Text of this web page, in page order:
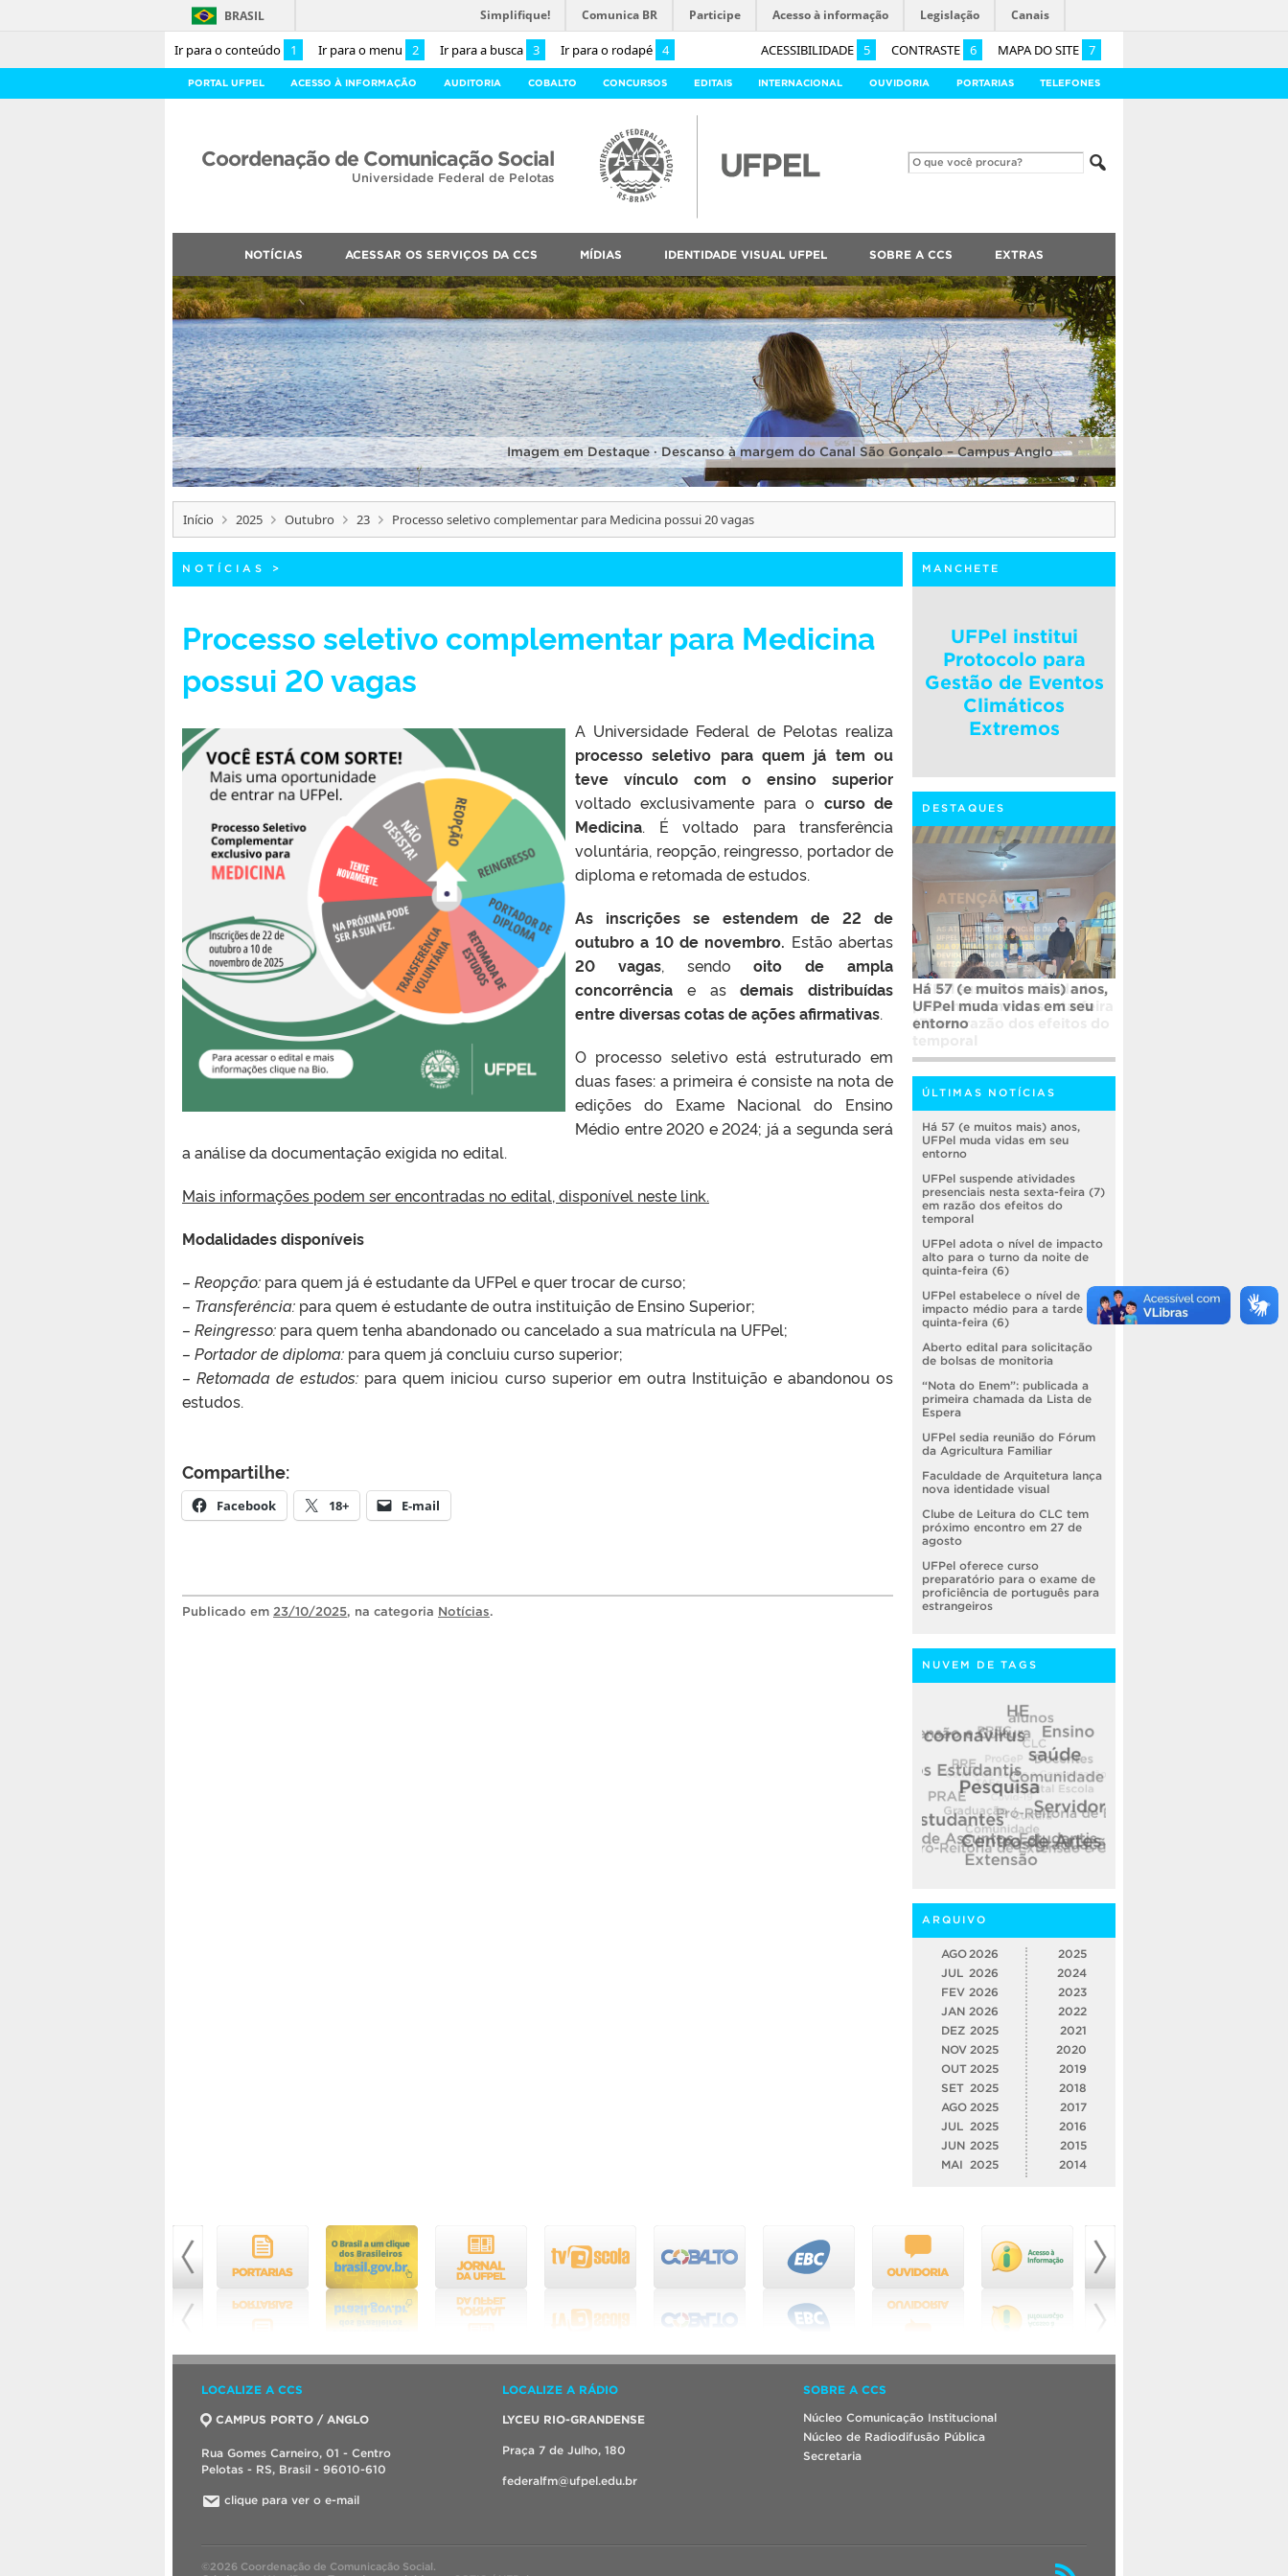
Ir para o conteúdo 1 Ir para o menu 2 Ir para a busca 3 Ir para o rodapé 4 ACESSIBILIDADE 5 CONTRASTE 6 MAPA DO SITE 7
BRASIL Simplifique! Comunica BR Participe Acesso à informação Legislação Canais
PORTAL UFPEL ACESSO À INFORMAÇÃO AUDITORIA COBALTO CONCURSOS EDITAIS INTERNACIONAL OUVIDORIA PORTARIAS TELEFONES
Coordenação de Comunicação Social
Universidade Federal de Pelotas
NOTÍCIAS ACESSAR OS SERVIÇOS DA CCS MÍDIAS IDENTIDADE VISUAL UFPEL SOBRE A CCS EXTRAS
Imagem em Destaque · Descanso à margem do Canal São Gonçalo – Campus Anglo
Início 2025 Outubro 23 Processo seletivo complementar para Medicina possui 20 vagas
NOTÍCIAS >
Processo seletivo complementar para Medicina
possui 20 vagas
A Universidade Federal de Pelotas realiza
processo seletivo para quem já tem ou
teve vínculo com o ensino superior
voltado exclusivamente para o curso de
Medicina. É voltado para transferência
voluntária, reopção, reingresso, portador de
diploma e retomada de estudos.
As inscrições se estendem de 22 de
outubro a 10 de novembro. Estão abertas
20 vagas, sendooito de ampla
concorrência e asdemais distribuídas
entre diversas cotas de ações afirmativas.
O processo seletivo está estruturado em
duas fases: a primeira é consiste na nota de
edições do Exame Nacional do Ensino
Médio entre 2020 e 2024; já a segunda será
a análise da documentação exigida no edital.
Mais informações podem ser encontradas no edital, disponível neste link.
Modalidades disponíveis
– Reopção: para quem já é estudante da UFPel e quer trocar de curso;
– Transferência: para quem é estudante de outra instituição de Ensino Superior;
– Reingresso: para quem tenha abandonado ou cancelado a sua matrícula na UFPel;
– Portador de diploma: para quem já concluiu curso superior;
– Retomada de estudos: para quem iniciou curso superior em outra Instituição e abandonou os
estudos.
Compartilhe:
Facebook 18+ E-mail
Publicado em 23/10/2025, na categoria Notícias.
MANCHETE
UFPel institui
Protocolo para
Gestão de Eventos
Climáticos
Extremos
DESTAQUES
UFPel suspende atividades
presenciais nesta sexta-feira
(7) em razão dos efeitos do
ÚLTIMAS NOTÍCIAS
Há 57 (e muitos mais) anos,
UFPel muda vidas em seu
entorno
UFPel suspende atividades
presenciais nesta sexta-feira (7)
em razão dos efeitos do
temporal
UFPel adota o nível de impacto
alto para o turno da noite de
quinta-feira (6)
UFPel estabelece o nível de
impacto médio para a tarde de
quinta-feira (6)
Aberto edital para solicitação
de bolsas de monitoria
“Nota do Enem”: publicada a
primeira chamada da Lista de
Espera
UFPel sedia reunião do Fórum
da Agricultura Familiar
Faculdade de Arquitetura lança
nova identidade visual
Clube de Leitura do CLC tem
próximo encontro em 27 de
agosto
UFPel oferece curso
preparatório para o exame de
proficiência de português para
estrangeiros
NUVEM DE TAGS
ARQUIVO
AGO 2026
JUL 2026
FEV 2026
JAN 2026
DEZ 2025
NOV 2025
OUT 2025
SET 2025
AGO 2025
JUL
2025
JUN 2025
MAI
2025
2025
2024
2023
2022
2021
2020
2019
2018
2017
2016
2015
2014
LOCALIZE A CCS
CAMPUS PORTO / ANGLO
Rua Gomes Carneiro, 01 - Centro
Pelotas - RS, Brasil - 96010-610
clique para ver o e-mail
LOCALIZE A RÁDIO
LYCEU RIO-GRANDENSE
Praça 7 de Julho, 180
federalfm@ufpel.edu.br
SOBRE A CCS
Núcleo Comunicação Institucional
Núcleo de Radiodifusão Pública
Secretaria
©2026 Coordenação de Comunicação Social.